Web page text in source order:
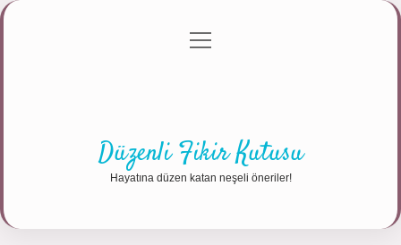
Gizlilik Politikası
menüyü
Düzenli Fikir Kutusu
Hayatına düzen katan neşeli öneriler!